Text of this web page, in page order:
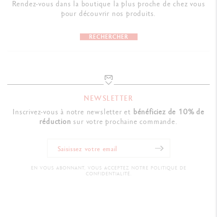
Fourreau assorti
Dimensions : 18.5 x 10.1 x 3.5 cm
NORMES LÉGALES
Swiss Made
RÉFÉRENCE DU PRODUIT
Rendez-vous dans la boutique la plus proche de chez vous
pour découvrir nos produits.
RECHERCHER
NEWSLETTER
Inscrivez-vous à notre newsletter et bénéficiez de 10% de
réduction sur votre prochaine commande.
EN VOUS ABONNANT, VOUS ACCEPTEZ NOTRE POLITIQUE DE
CONFIDENTIALITÉ.